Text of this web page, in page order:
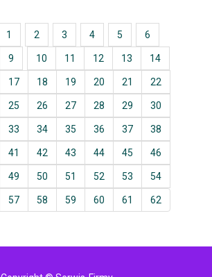
1 2 3 4 5 6
9 10 11 12 13 14
17 18 19 20 21 22
25 26 27 28 29 30
33 34 35 36 37 38
41 42 43 44 45 46
49 50 51 52 53 54
57 58 59 60 61 62